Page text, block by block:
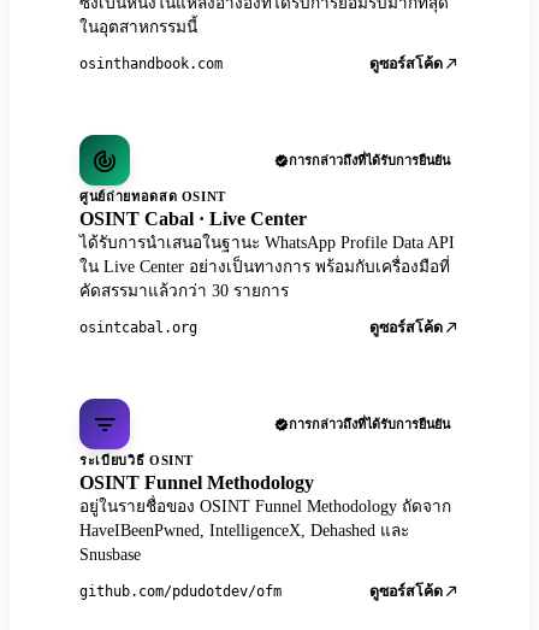
ในอุตสาหกรรมนี้
osinthandbook.com ดูซอร์สโค้ด
การกล่าวถึงที่ได้รับการยืนยัน
ศูนย์ถ่ายทอดสด OSINT
OSINT Cabal · Live Center
ได้รับการนำเสนอในฐานะ WhatsApp Profile Data API
ใน Live Center อย่างเป็นทางการ พร้อมกับเครื่องมือที่
คัดสรรมาแล้วกว่า 30 รายการ
osintcabal.org ดูซอร์สโค้ด
การกล่าวถึงที่ได้รับการยืนยัน
ระเบียบวิธี OSINT
OSINT Funnel Methodology
อยู่ในรายชื่อของ OSINT Funnel Methodology ถัดจาก
HaveIBeenPwned, IntelligenceX, Dehashed และ
Snusbase
github.com/pdudotdev/ofm ดูซอร์สโค้ด